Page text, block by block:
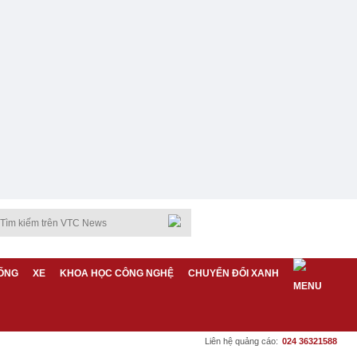
XE KHOA HỌC CÔNG NGHỆ CHUYỂN ĐỔI XANH
Liên hệ quảng cáo: 024 36321588